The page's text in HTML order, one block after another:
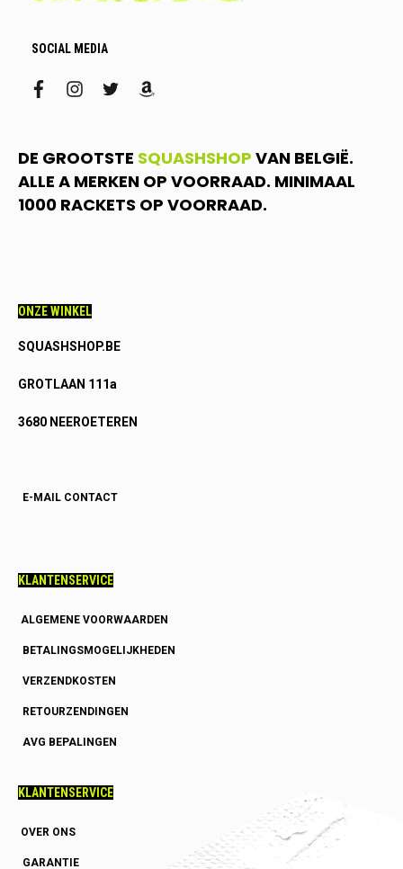
SOCIAL MEDIA
facebookinstagram
twitteramazon
DE GROOTSTE SQUASHSHOP VAN BELGIË.
ALLE A MERKEN OP VOORRAAD. MINIMAAL
1000 RACKETS OP VOORRAAD.
ONZE WINKEL
SQUASHSHOP.BE
GROTLAAN 111a
3680 NEEROETEREN
E-MAIL CONTACT
KLANTENSERVICE
ALGEMENE VOORWAARDEN
BETALINGSMOGELIJKHEDEN
VERZENDKOSTEN
RETOURZENDINGEN
AVG BEPALINGEN
KLANTENSERVICE
OVER ONS
GARANTIE